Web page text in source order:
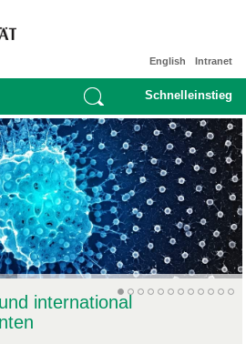
Intranet
English
Schnelleinstieg
international